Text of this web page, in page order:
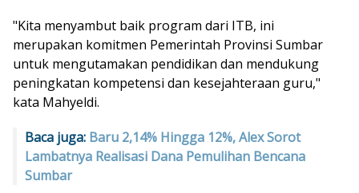
"Kita menyambut baik program dari ITB, ini
merupakan komitmen Pemerintah Provinsi Sumbar
untuk mengutamakan pendidikan dan mendukung
peningkatan kompetensi dan kesejahteraan guru,"
kata Mahyeldi.
Baca juga: Baru 2,14% Hingga 12%, Alex Sorot
Lambatnya Realisasi Dana Pemulihan Bencana
Sumbar